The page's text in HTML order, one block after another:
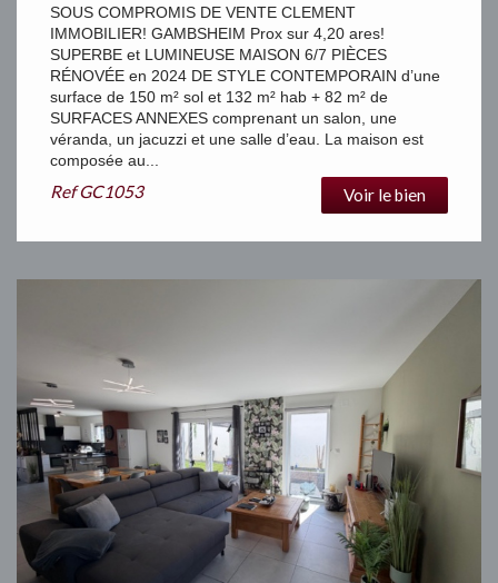
SOUS COMPROMIS DE VENTE CLEMENT
IMMOBILIER! GAMBSHEIM Prox sur 4,20 ares!
SUPERBE et LUMINEUSE MAISON 6/7 PIÈCES
RÉNOVÉE en 2024 DE STYLE CONTEMPORAIN d’une
surface de 150 m² sol et 132 m² hab + 82 m² de
SURFACES ANNEXES comprenant un salon, une
véranda, un jacuzzi et une salle d’eau. La maison est
composée au...
RefGC1053 Voir le bien